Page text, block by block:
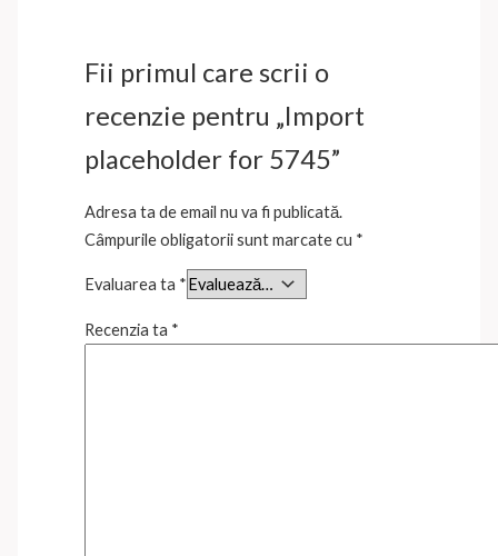
Fii primul care scrii o
recenzie pentru „Import
placeholder for 5745”
Adresa ta de email nu va fi publicată.
Câmpurile obligatorii sunt marcate cu *
Evaluarea ta *
Recenzia ta *